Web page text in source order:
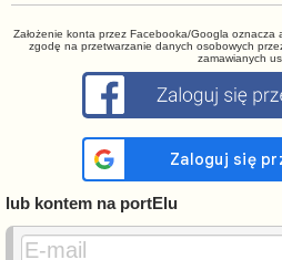
Założenie konta przez Facebooka/Googla oznacza
zgodę na przetwarzanie danych osobowych
zamawianych
lub kontem na portElu
E-mail